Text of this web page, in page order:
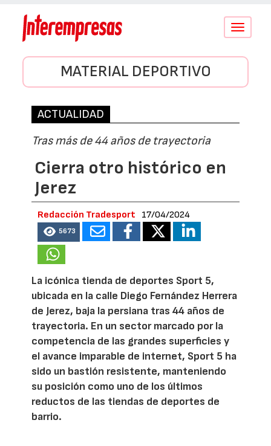
Conmutar
MATERIAL DEPORTIVO
ACTUALIDAD
Tras más de 44 años de trayectoria
Cierra otro histórico en
Jerez
Redacción Tradesport 17/04/2024
5673
La icónica tienda de deportes Sport 5,
ubicada en la calle Diego Fernández Herrera
de Jerez, baja la persiana tras 44 años de
trayectoria. En un sector marcado por la
competencia de las grandes superficies y
el avance imparable de internet, Sport 5 ha
sido un bastión resistente, manteniendo
su posición como uno de los últimos
reductos de las tiendas de deportes de
barrio.